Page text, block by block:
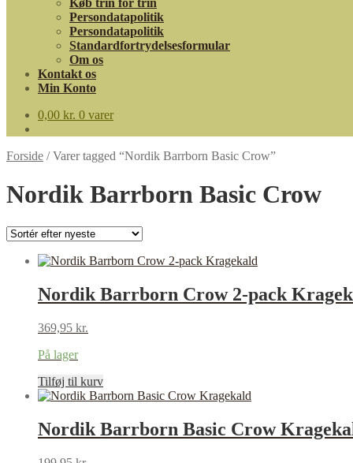
Køb trin for trin
Persondatapolitik
Persondatapolitik
Standardfortrydelsesformular
Om os
Kontakt os
Min Konto
0,00 kr. 0 varer
Forside /Varer tagged “Nordik Barrborn Basic Crow”
Nordik Barrborn Basic Crow
Nordik Barrborn Crow 2-pack
369,95 kr.
På lager
Tilføj til kurv
Nordik Barrborn Basic Crow